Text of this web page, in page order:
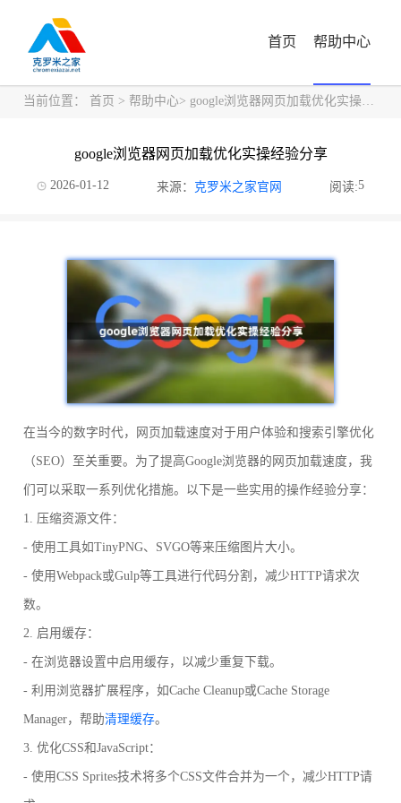
首页 帮助中心
当前位置： 首页 > 帮助中心> google浏览器网页加载优化实操经验分享
google浏览器网页加载优化实操经验分享
2026-01-12 来源： 克罗米之家官网 阅读:5
在当今的数字时代，网页加载速度对于用户体验和搜索引擎优化
（SEO）至关重要。为了提高Google浏览器的网页加载速度，我
们可以采取一系列优化措施。以下是一些实用的操作经验分享：
1. 压缩资源文件：
- 使用工具如TinyPNG、SVGO等来压缩图片大小。
- 使用Webpack或Gulp等工具进行代码分割，减少HTTP请求次
数。
2. 启用缓存：
- 在浏览器设置中启用缓存，以减少重复下载。
- 利用浏览器扩展程序，如Cache Cleanup或Cache Storage
Manager，帮助清理缓存。
3. 优化CSS和JavaScript：
- 使用CSS Sprites技术将多个CSS文件合并为一个，减少HTTP请